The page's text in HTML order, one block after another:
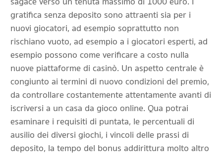
gratifica senza deposito sono attraenti sia per i
nuovi giocatori, ad esempio soprattutto non
rischiano vuoto, ad esempio a i giocatori esperti, ad
esempio possono come verificare a costo nulla
nuove piattaforme di casinò. Un aspetto centrale è
congiunto ai termini di nuovo condizioni del premio,
da controllare costantemente attentamente avanti di
iscriversi a un casa da gioco online. Qua potrai
esaminare i requisiti di puntata, le percentuali di
ausilio dei diversi giochi, i vincoli delle prassi di
deposito, la tempo del bonus addirittura molto altro